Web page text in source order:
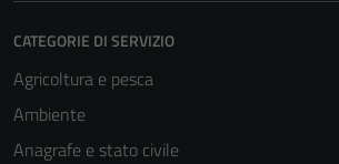
CATEGORIE DI SERVIZIO
Agricoltura e pesca
Ambiente
Anagrafe e stato civile